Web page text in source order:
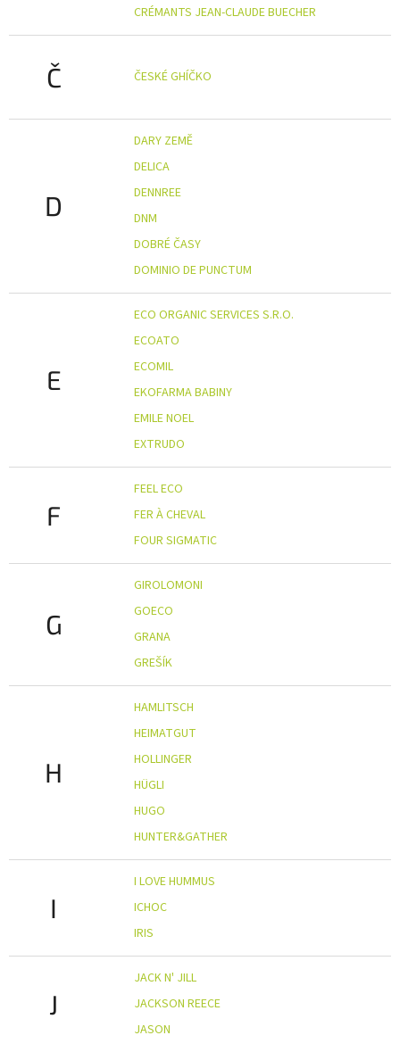
CRÉMANTS JEAN-CLAUDE BUECHER
Č ČESKÉ GHÍČKO
D
DARY ZEMĚ
DELICA
DENNREE
DNM
DOBRÉ ČASY
DOMINIO DE PUNCTUM
E
ECO ORGANIC SERVICES S.R.O.
ECOATO
ECOMIL
EKOFARMA BABINY
EMILE NOEL
EXTRUDO
F
FEEL ECO
FER À CHEVAL
FOUR SIGMATIC
G
GIROLOMONI
GOECO
GRANA
GREŠÍK
H
HAMLITSCH
HEIMATGUT
HOLLINGER
HÜGLI
HUGO
HUNTER&GATHER
I
I LOVE HUMMUS
ICHOC
IRIS
J
JACK N' JILL
JACKSON REECE
JASON